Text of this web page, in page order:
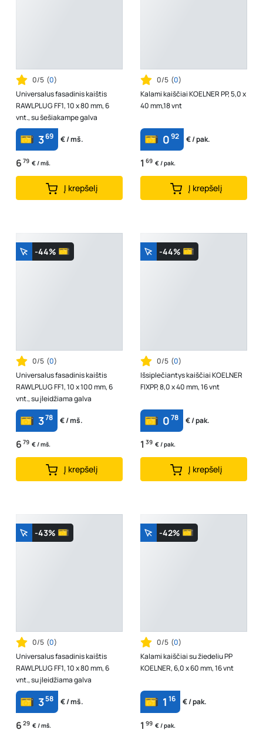
0/5 (0)
Universalus fasadinis kaištis
RAWLPLUG FF1, 10 x 80 mm, 6
vnt., su šešiakampe galva
369 € / mš.
6 79 € / mš.
Į krepšelį
0/5 (0)
Kalami kaiščiai KOELNER PP, 5,0 x
40 mm,18 vnt
092 € / pak.
1 69 € / pak.
Į krepšelį
-44%
0/5 (0)
Universalus fasadinis kaištis
RAWLPLUG FF1, 10 x 100 mm, 6
vnt., su įleidžiama galva
378 € / mš.
6 79 € / mš.
Į krepšelį
-44%
0/5 (0)
Išsiplečiantys kaiščiai KOELNER
FIXPP, 8,0 x 40 mm, 16 vnt
078 € / pak.
1 39 € / pak.
Į krepšelį
-43%
0/5 (0)
Universalus fasadinis kaištis
RAWLPLUG FF1, 10 x 80 mm, 6
vnt., su įleidžiama galva
358 € / mš.
6 29 € / mš.
-42%
0/5 (0)
Kalami kaiščiai su žiedeliu PP
KOELNER, 6,0 x 60 mm, 16 vnt
1 16 € / pak.
1 99 € / pak.